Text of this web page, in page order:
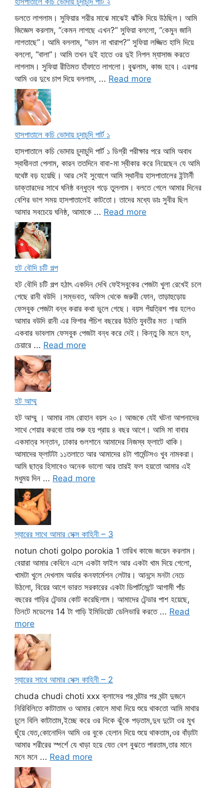
ডলতে লাগলাম। সুফিয়ার শরীর মাঝে মাঝেই ঝাঁকি দিয়ে উঠছিল। আমি
জিজ্ঞেস করলাম, “কেমন লাগছে এখন?” সুফিয়া বললো, “কেমুন জানি
লাগতাছে”। আমি বললাম, “ভাল না খারাপ?” সুফিয়া লজ্জিত হাসি দিয়ে
বললো, “বালা”। আমি তখন দুই হাতে ওর দুই নিপল ম্যাসাজ করতে
লাগলাম। সুফিয়া রীতিমত হাঁফাতে লাগলো। বুঝলাম, কাজ হবে। এরপর
আমি ওর দুধে চাপ দিয়ে বললাম, ... Read more
হাসপাতালে কচি ভোদায় চুদাচুদি পার্ট ১
হাসপাতালে কচি ভোদায় চুদাচুদি পার্ট ১ ডিগ্রী পরীক্ষার পরে আমি অবাধ
স্বাধীনতা পেলাম, কারন ততদিনে বাবা-মা স্বীকার করে নিয়েছেন যে আমি
যথেষ্ট বড় হয়েছি। আর সেই সুযোগে আমি স্থানীয় হাসপাতালের ইন্টার্নী
ডাক্তারদের সাথে ঘনিষ্ঠ বন্ধুত্ব গড়ে তুললাম। বলতে গেলে আমার দিনের
বেশির ভাগ সময় হাসপাতালেই কাটতো। তাদের মধ্যে ডাঃ সুবীর ছিল
আমার সবচেয়ে ঘনিষ্ঠ, আমাকে ... Read more
হট বৌদি চটি গল্প
হট বৌদি চটি গল্প হঠাৎ একদিন দেখি ফেইসবুকের পেজটা খুলা রেখেই চলে
গেছে রানী বউদি ।সম্ভবত, অফিস থেকে জরুরী ফোন, তাড়াহুড়োয়
ফেসবুক পেজটা বন্ধ করার কথা ভুলে গেছে। বয়স পঁয়ত্রিশ পার হলেও
আমার বউদি রানী এর ফিগার পঁচিশ বছরের উঠতি যুবতীর মত ।আমি
একবার ভাবলাম ফেসবুক পেজটা বন্ধ করে দেই। কিন্তু কি মনে হল,
চেয়ারে ... Read more
হট আম্মু
হট আম্মু । আমার নাম রোহান বয়স ২০। আজকে যেই ঘটনা আপনাদের
সাথে শেয়ার করবো তার শুরু হয় প্রায় ৪ বছর আগে। আমি মা বাবার
একমাত্র সন্তান, ঢাকার গুলশানে আমাদের নিজস্ব ফ্লাটে থাকি।
আমাদের ফ্লাটটা ১১তলাতে আর আমাদের ৪টা গার্মেন্টসও খুব নামকরা।
আমি ছাত্র হিসাবেও অনেক ভালো আর তারই ফল হয়তো আমার এই
মধুময় দিন ... Read more
স্যারের সাথে আমার সেক্স কাহিনী – 3
notun choti golpo porokia 1 তারিখ কাজে জয়েন করলাম।
বেয়ারা আমার কেবিনে এসে একটা ফাইল আর একটা খাম দিয়ে গেলো,
খামটা খুলে দেখলাম অর্ডার কনফার্মেশন লেটার। আনন্দে মনটা নেচে
উঠলো, বিয়ের আগে ভারত সরকারের একটা ডিপার্টমেন্টে আগামী পাঁচ
বছরের গাড়ির টেন্ডার কোট করেছিলাম। আমাদের টেন্ডার পাশ হয়েছে,
তিনটে মডেলের 14 টা গাড়ি ইমিডিয়েট ডেলিভারি করতে ... Read
more
স্যারের সাথে আমার সেক্স কাহিনী – 2
chuda chudi choti xxx ক্লাসের পর ঘন্টার পর ঘন্টা দুজনে
নিরিবিলিতে কাটাতাম ও আমার কোলে মাথা দিয়ে শুয়ে থাকতো আমি মাথার
চুলে বিলি কাটাতাম,ইচ্ছে করে ওর দিকে ঝুঁকে পড়তাম,দুধ দুটো ওর মুখ
ছুঁয়ে যেত,কোনোদিন আমি ওর বুকে হেলান দিয়ে শুয়ে থাকতাম,ওর বাঁড়াটা
আমার শরীরের স্পর্শে যে খাড়া হয়ে যেত বেশ বুঝতে পারতাম,তার মানে
মনে মনে ... Read more